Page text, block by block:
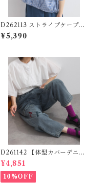
D262113 ストライプケープ風
レイヤードブラウス / Stripe
Cape Layered Blouse (残り
¥5,390
D261142 【体型カバーデニム
シリーズ】 落書きパッチワー
クデニムパンツ / Scribble Pa
tchwork Denim Pants 【re
stock】
¥4,851
10%OFF